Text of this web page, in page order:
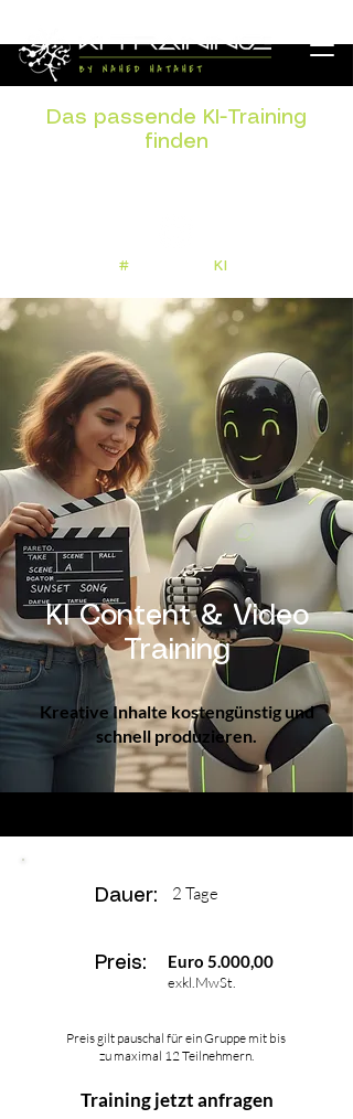
# KI
Das passende KI-Training
finden
KI Content & Video
Training
Kreative Inhalte kostengünstig und
schnell produzieren.
Dauer: 2 Tage
Preis: Euro 5.000,00
exkl.MwSt.
Preis gilt pauschal für ein Gruppe mit bis
zu maximal 12 Teilnehmern.
Training jetzt anfragen